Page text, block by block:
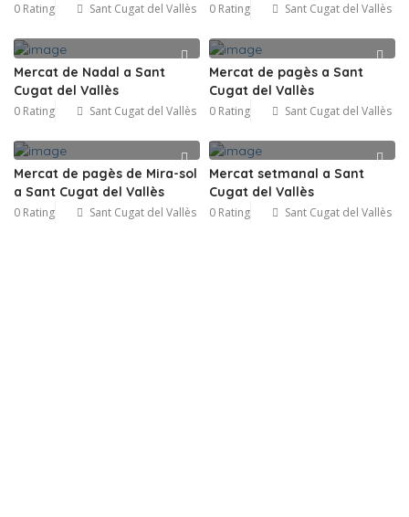
0 Rating Sant Cugat del Vallès 0 Rating Sant Cugat del Vallès
Mercat de Nadal a Sant
Cugat del Vallès
0 Rating Sant Cugat del Vallès
Mercat de pagès a Sant
Cugat del Vallès
0 Rating Sant Cugat del Vallès
Mercat de pagès de Mira-sol
a Sant Cugat del Vallès
0 Rating Sant Cugat del Vallès
Mercat setmanal a Sant
Cugat del Vallès
0 Rating Sant Cugat del Vallès